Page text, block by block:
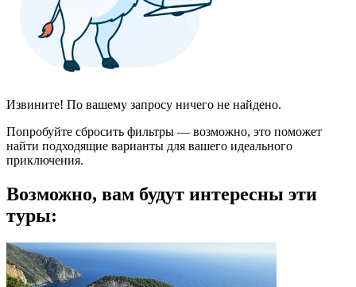
Извините! По вашему запросу ничего не найдено.
Попробуйте сбросить фильтры — возможно, это поможет
найти подходящие варианты для вашего идеального
приключения.
Возможно, вам будут интересны эти
туры: